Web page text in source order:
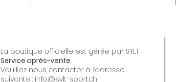
La boutique officielle est gérée par SYLT
Service après-vente
Veuillez nous contacter à l’adresse
suivante : info@sylt-sport.ch